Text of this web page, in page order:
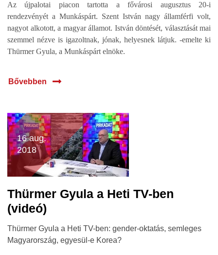
Az újpalotai piacon tartotta a fővárosi augusztus 20-i
rendezvényét a Munkáspárt. Szent István nagy államférfi volt,
nagyot alkotott, a magyar államot. István döntését, választását mai
szemmel nézve is igazoltnak, jónak, helyesnek látjuk. -emelte ki
Thürmer Gyula, a Munkáspárt elnöke.
Bővebben
16 aug.
2018
Thürmer Gyula a Heti TV-ben
(videó)
Thürmer Gyula a Heti TV-ben: gender-oktatás, semleges
Magyarország, egyesül-e Korea?